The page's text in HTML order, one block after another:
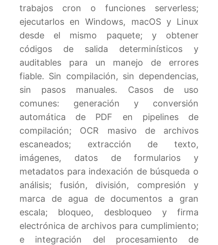
trabajos cron o funciones serverless;
ejecutarlos en Windows, macOS y Linux
desde el mismo paquete; y obtener
códigos de salida determinísticos y
auditables para un manejo de errores
fiable. Sin compilación, sin dependencias,
sin pasos manuales. Casos de uso
comunes: generación y conversión
automática de PDF en pipelines de
compilación; OCR masivo de archivos
escaneados; extracción de texto,
imágenes, datos de formularios y
metadatos para indexación de búsqueda o
análisis; fusión, división, compresión y
marca de agua de documentos a gran
escala; bloqueo, desbloqueo y firma
electrónica de archivos para cumplimiento;
e integración del procesamiento de